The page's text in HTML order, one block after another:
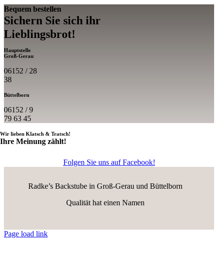
Bequem bestellen
Sichern Sie sich ihr
Lieblings­brot!
Hauptstelle
Groß-Gerau
06152 / 28
38
Büttelborn
06152 / 9
79 63 45
Wir lieben Klatsch & Tratsch!
Ihre Meinung zählt!
Folgen Sie uns auf Facebook!
Radke’s Backstube in Groß-Gerau und Büttelborn
Qualität hat einen Namen
Page load link